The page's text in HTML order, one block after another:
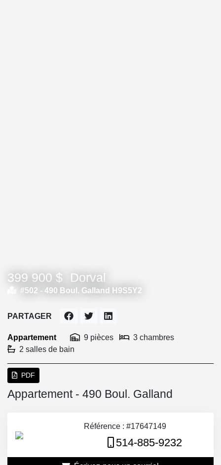
399 900 $ Dorval
#502 - 490 Boul. Galland H9S5Y2
Appartement 9 pièces
3 chambres
2 salles de bain
PARTAGER
PDF
Appartement - 490 Boul. Galland
Référence : #17647149
514-885-9232